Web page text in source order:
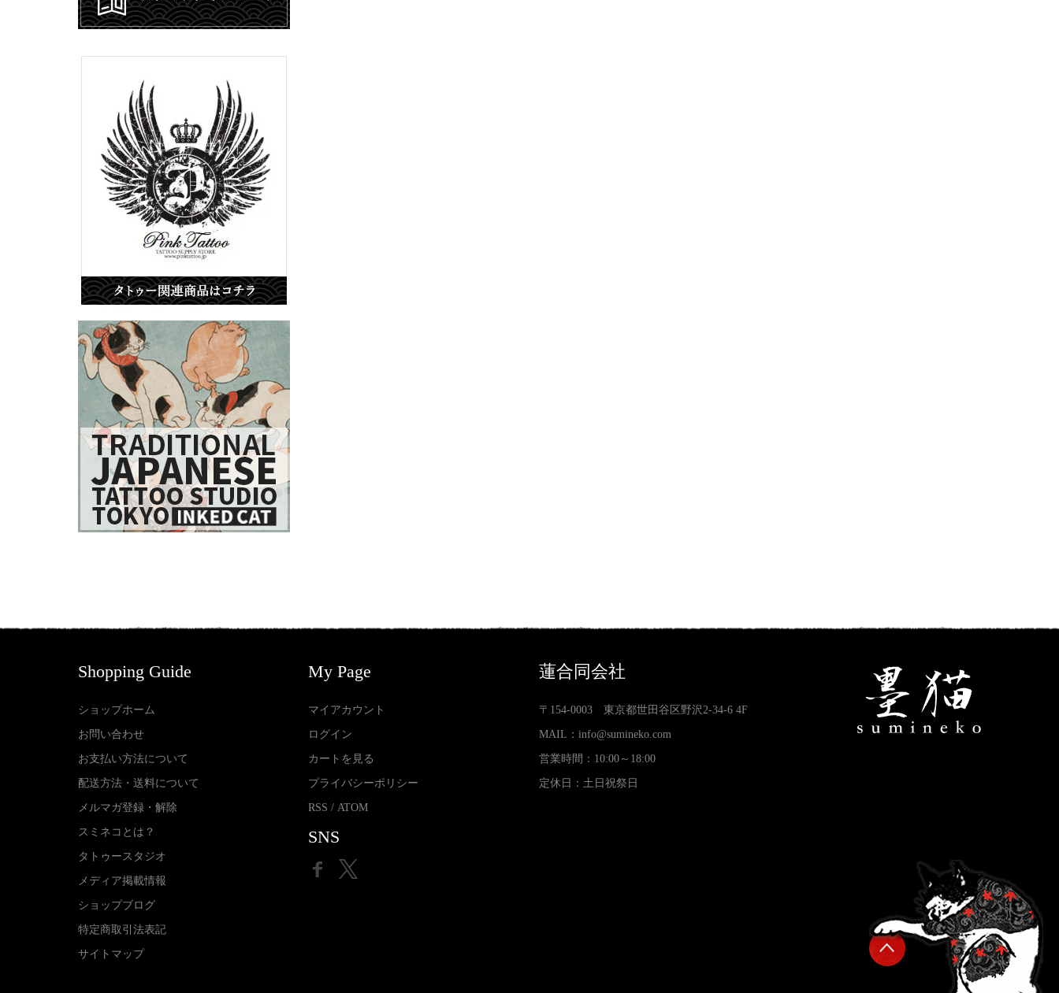
Shopping Guide
ショップホーム
お問い合わせ
お支払い方法について
配送方法・送料について
メルマガ登録・解除
スミネコとは？
タトゥースタジオ
メディア掲載情報
ショップブログ
特定商取引法表記
サイトマップ
My Page
マイアカウント
ログイン
カートを見る
プライバシーポリシー
RSS /ATOM
SNS
蓮合同会社
〒154-0003 東京都世田谷区野沢2-34-6 4F
MAIL： info@sumineko.com
営業時間：10:00～18:00
定休日：土日祝祭日